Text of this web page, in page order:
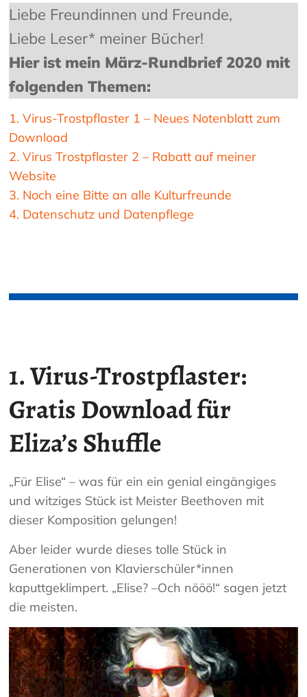
Liebe Freundinnen und Freunde,
Liebe Leser* meiner Bücher!
Hier ist mein März-Rundbrief 2020 mit
folgenden Themen:
1. Virus-Trostpflaster 1 – Neues Notenblatt zum
Download
2. Virus Trostpflaster 2 – Rabatt auf meiner
Website
3. Noch eine Bitte an alle Kulturfreunde
4. Datenschutz und Datenpflege
1. Virus-Trostpflaster:
Gratis Download für
Eliza’s Shuffle
„Für Elise“ – was für ein ein genial eingängiges
und witziges Stück ist Meister Beethoven mit
dieser Komposition gelungen!
Aber leider wurde dieses tolle Stück in
Generationen von Klavierschüler*innen
kaputtgeklimpert. „Elise? –Och nööö!“ sagen jetzt
die meisten.